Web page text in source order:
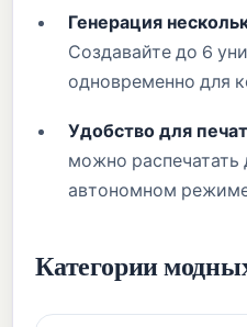
Генерация
Создавайте до 6
одновременно для
Удобство для
можно распечатать
автономном
Категории